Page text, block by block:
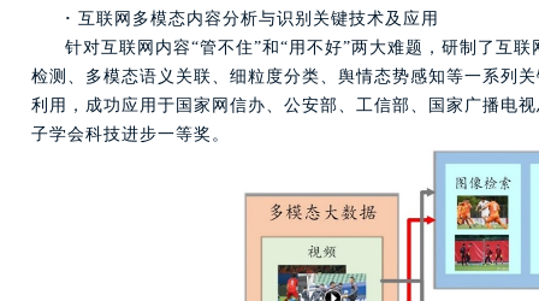
· 互联网多模态内容分析与识别关键技术及应用
针对互联网内容“管不住”和“用不好”两大难题，研制了互
检测、多模态语义关联、细粒度分类、舆情态势感知等一系列
利用，成功应用于国家网信办、公安部、工信部、国家广播电
子学会科技进步一等奖。